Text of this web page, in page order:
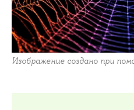
Изображение создано при